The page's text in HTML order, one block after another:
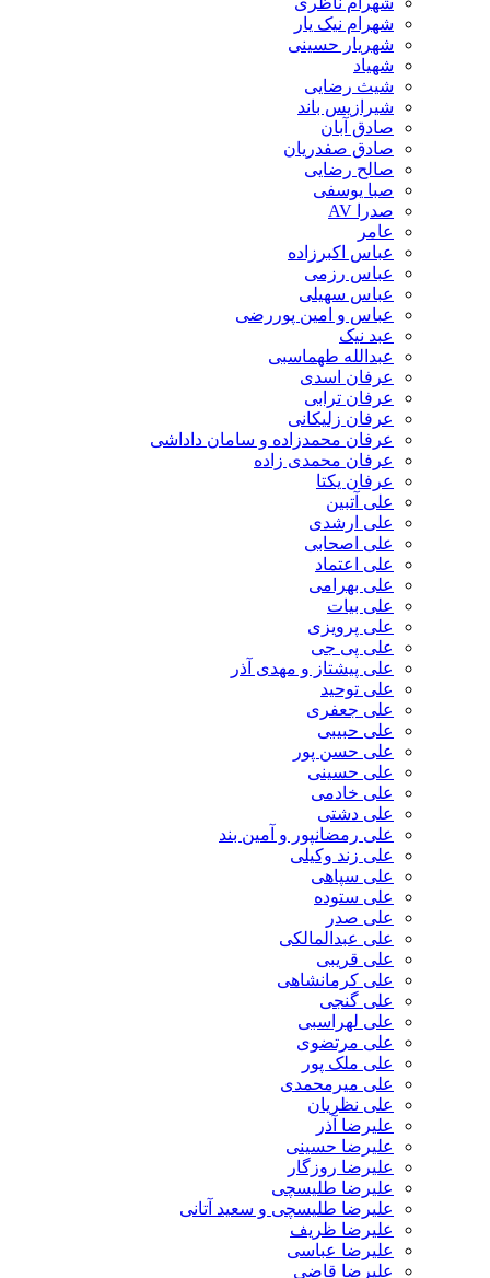
شهرام نیک یار
شهریار حسینی
شهیاد
شیث رضایی
شیرازیس باند
صادق آبان
صادق صفدریان
صالح رضایی
صبا یوسفی
صدرا AV
عامر
عباس اکبرزاده
عباس رزمی
عباس سهیلی
عباس و امین پوررضی
عبد نیک
عبدالله طهماسبی‎
عرفان اسدی
عرفان ترابی
عرفان زلیکانی
عرفان محمدزاده و سامان داداشی
عرفان محمدی زاده
عرفان یکتا
علی آتبین
علی ارشدی
علی اصحابی
علی اعتماد
علی بهرامی
علی بیات
علی پرویزی
علی پی جی
علی پیشتاز و مهدی آذر
علی توحید
علی جعفری
علی حبیبی
علی حسن پور
علی حسینی
علی خادمی
علی دشتی
علی رمضانپور و آمین بند
علی زند وکیلی
علی سپاهی
علی ستوده
علی صدر
علی عبدالمالکی
علی قریبی
علی کرمانشاهی
علی گنجی
علی لهراسبی
علی مرتضوی
علی ملک پور
علی میرمحمدی
علی نظریان
علیرضا آذر
علیرضا حسینی
علیرضا روزگار
علیرضا طلیسچی
علیرضا طلیسچی و سعید آتانی
علیرضا ظریف
علیرضا عباسی
علیرضا قاضی